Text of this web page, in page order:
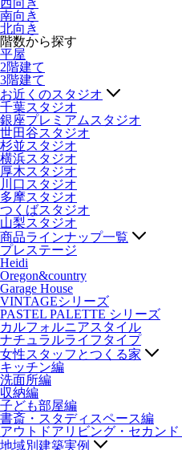
西向き
南向き
北向き
階数から探す
平屋
2階建て
3階建て
お近くのスタジオ
千葉スタジオ
銀座プレミアムスタジオ
世田谷スタジオ
杉並スタジオ
横浜スタジオ
厚木スタジオ
川口スタジオ
多摩スタジオ
つくばスタジオ
山梨スタジオ
商品ラインナップ一覧
プレステージ
Heidi
Oregon&country
Garage House
VINTAGEシリーズ
PASTEL PALETTE シリーズ
カルフォルニアスタイル
ナチュラルライフタイプ
女性スタッフとつくる家
キッチン編
洗面所編
収納編
子ども部屋編
書斎・スタディスペース編
アウトドアリビング・セカン
地域別建築実例